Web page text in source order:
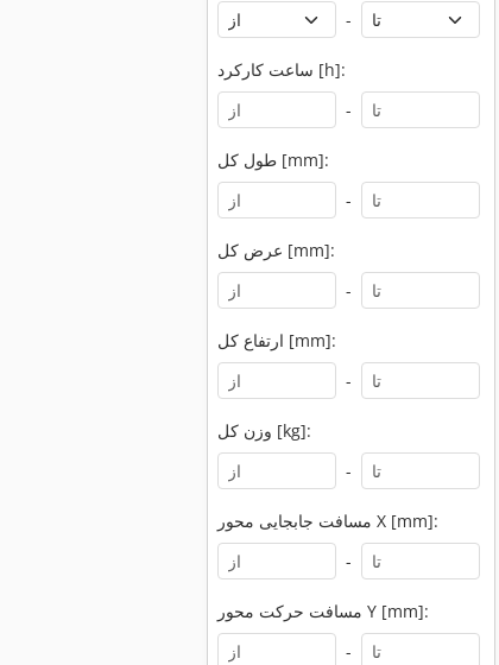
-
ساعت کارکرد [h]:
-
طول کل [mm]:
-
عرض کل [mm]:
-
ارتفاع کل [mm]:
-
وزن کل [kg]:
-
مسافت جابجایی محور X [mm]:
-
مسافت حرکت محور Y [mm]:
-